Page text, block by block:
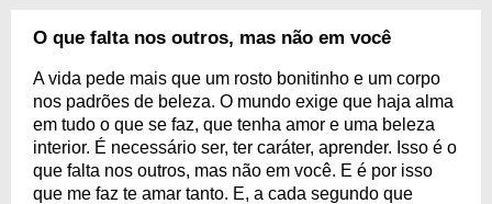
O que falta nos outros, mas não em você
A vida pede mais que um rosto bonitinho e um corpo
nos padrões de beleza. O mundo exige que haja alma
em tudo o que se faz, que tenha amor e uma beleza
interior. É necessário ser, ter caráter, aprender. Isso é o
que falta nos outros, mas não em você. E é por isso
que me faz te amar tanto. E, a cada segundo que